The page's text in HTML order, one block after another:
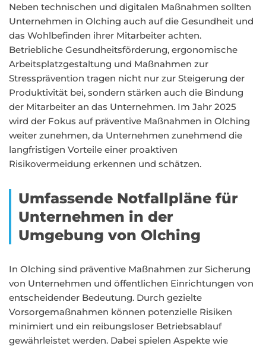
Neben technischen und digitalen Maßnahmen sollten
Unternehmen in Olching auch auf die Gesundheit und
das Wohlbefinden ihrer Mitarbeiter achten.
Betriebliche Gesundheitsförderung, ergonomische
Arbeitsplatzgestaltung und Maßnahmen zur
Stressprävention tragen nicht nur zur Steigerung der
Produktivität bei, sondern stärken auch die Bindung
der Mitarbeiter an das Unternehmen. Im Jahr 2025
wird der Fokus auf präventive Maßnahmen in Olching
weiter zunehmen, da Unternehmen zunehmend die
langfristigen Vorteile einer proaktiven
Risikovermeidung erkennen und schätzen.
Umfassende Notfallpläne für
Unternehmen in der
Umgebung von Olching
In Olching sind präventive Maßnahmen zur Sicherung
von Unternehmen und öffentlichen Einrichtungen von
entscheidender Bedeutung. Durch gezielte
Vorsorgemaßnahmen können potenzielle Risiken
minimiert und ein reibungsloser Betriebsablauf
gewährleistet werden. Dabei spielen Aspekte wie